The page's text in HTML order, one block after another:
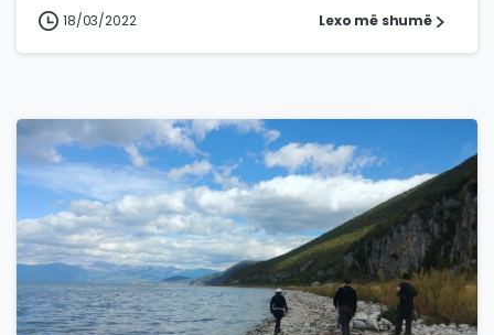
18/03/2022 Lexo më shumë